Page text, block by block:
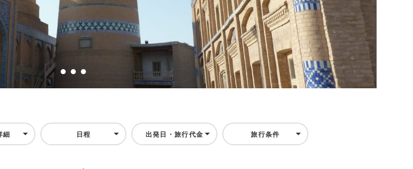
細 日程 出発日・旅行代金 旅行条件